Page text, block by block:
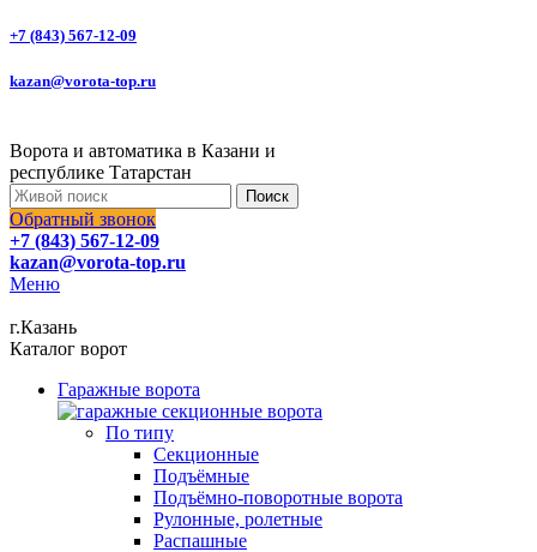
+7 (843) 567-12-09
kazan@vorota-top.ru
Ворота и автоматика в Казани и
республике Татарстан
Поиск
Обратный звонок
+7 (843) 567-12-09
kazan@vorota-top.ru
Меню
г.Казань
Каталог ворот
Гаражные ворота
По типу
Секционные
Подъёмные
Подъёмно-поворотные ворота
Рулонные, ролетные
Распашные